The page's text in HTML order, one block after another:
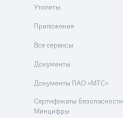
Утилиты
Приложения
Все сервисы
Документы
Документы ПАО «МТС»
Сертификаты безопасности
Минцифры